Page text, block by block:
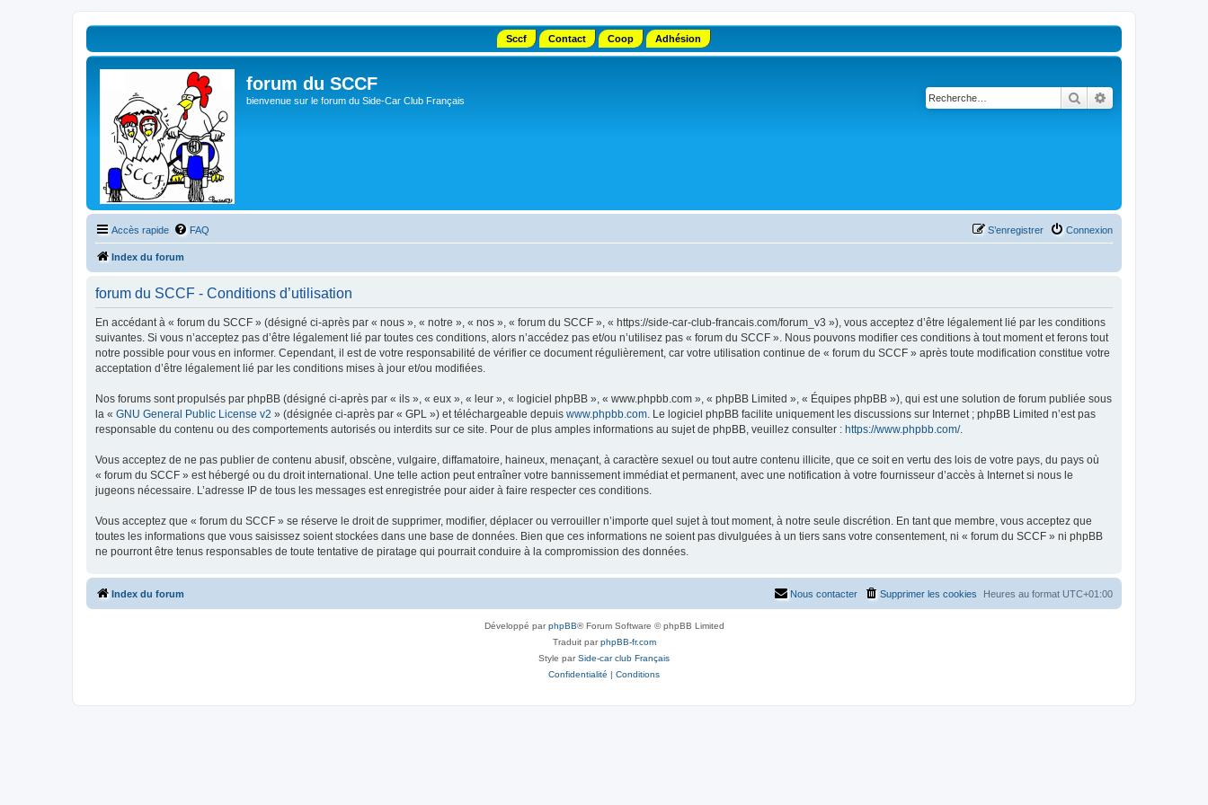
Sccf Contact Coop Adhésion
forum du SCCF
bienvenue sur le forum du Side-Car Club Français Rechercher
Accès rapide FAQ Connexion
S’enregistrer
Index du forum
forum du SCCF - Conditions d’utilisation
En accédant à « forum du SCCF » (désigné ci-après par « nous », « notre », « nos », « forum du SCCF », « https://side-car-club-francais.com/forum_v3 »), vous acceptez d’être légalement lié par les conditions
suivantes. Si vous n’acceptez pas d’être légalement lié par toutes ces conditions, alors n’accédez pas et/ou n’utilisez pas « forum du SCCF ». Nous pouvons modifier ces conditions à tout moment et ferons tout
notre possible pour vous en informer. Cependant, il est de votre responsabilité de vérifier ce document régulièrement, car votre utilisation continue de « forum du SCCF » après toute modification constitue votre
acceptation d’être légalement lié par les conditions mises à jour et/ou modifiées.
Nos forums sont propulsés par phpBB (désigné ci-après par « ils », « eux », « leur », « logiciel phpBB », « www.phpbb.com », « phpBB Limited », « Équipes phpBB »), qui est une solution de forum publiée sous
la « GNU General Public License v2 » (désignée ci-après par « GPL ») et téléchargeable depuis www.phpbb.com. Le logiciel phpBB facilite uniquement les discussions sur Internet ; phpBB Limited n’est pas
responsable du contenu ou des comportements autorisés ou interdits sur ce site. Pour de plus amples informations au sujet de phpBB, veuillez consulter : https://www.phpbb.com/.
Vous acceptez de ne pas publier de contenu abusif, obscène, vulgaire, diffamatoire, haineux, menaçant, à caractère sexuel ou tout autre contenu illicite, que ce soit en vertu des lois de votre pays, du pays où
« forum du SCCF » est hébergé ou du droit international. Une telle action peut entraîner votre bannissement immédiat et permanent, avec une notification à votre fournisseur d’accès à Internet si nous le
jugeons nécessaire. L’adresse IP de tous les messages est enregistrée pour aider à faire respecter ces conditions.
Vous acceptez que « forum du SCCF » se réserve le droit de supprimer, modifier, déplacer ou verrouiller n’importe quel sujet à tout moment, à notre seule discrétion. En tant que membre, vous acceptez que
toutes les informations que vous saisissez soient stockées dans une base de données. Bien que ces informations ne soient pas divulguées à un tiers sans votre consentement, ni « forum du SCCF » ni phpBB
ne pourront être tenus responsables de toute tentative de piratage qui pourrait conduire à la compromission des données.
Index du forum Heures au format UTC+01:00
Supprimer les cookies
Nous contacter
Développé parphpBB® Forum Software © phpBB Limited
Traduit parphpBB-fr.com
Style parSide-car club Français
Confidentialité | Conditions